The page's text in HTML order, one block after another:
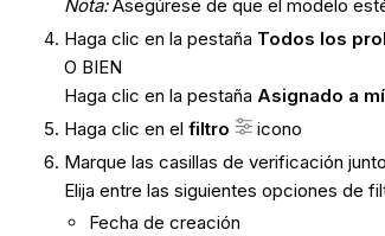
Nota:Asegúrese de que el modelo
Haga clic en la pestaña Todos los
O BIEN
Haga clic en la pestaña Asignado a mí
Haga clic en elfiltro
icono
Marque las casillas de verificación
Elija entre las siguientes opciones de
Fecha de creación